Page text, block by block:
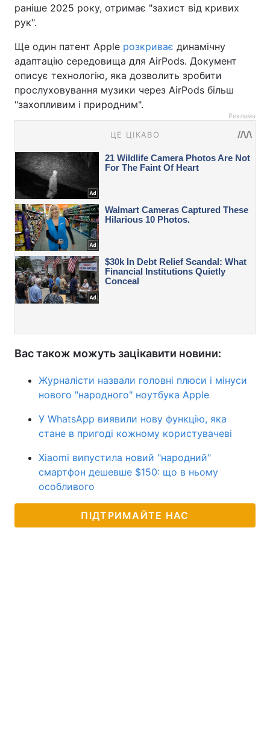
раніше 2025 року, отримає "захист від кривих
рук".
Ще один патент Apple розкриває динамічну
адаптацію середовища для AirPods. Документ
описує технологію, яка дозволить зробити
прослуховування музики через AirPods більш
"захопливим і природним".
Реклама
Вас також можуть зацікавити новини:
Журналісти назвали головні плюси і мінуси
нового "народного" ноутбука Apple
У WhatsApp виявили нову функцію, яка
стане в пригоді кожному користувачеві
Xiaomi випустила новий "народний"
смартфон дешевше $150: що в ньому
особливого
ПІДТРИМАЙТЕ НАС